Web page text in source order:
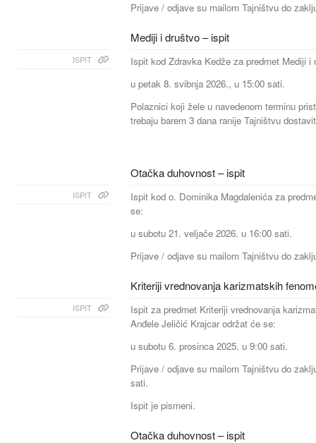
Prijave / odjave su mailom Tajništvu do
Mediji i društvo – ispit
ISPIT
Ispit kod Zdravka Kedže za predmet Mediji i
u petak 8. svibnja 2026., u 15:00 sati.
Polaznici koji žele u navedenom terminu
trebaju barem 3 dana ranije Tajništvu
Otačka duhovnost – ispit
ISPIT
Ispit kod o. Dominika Magdalenića za
se:
u subotu 21. veljače 2026. u 16:00 sati.
Prijave / odjave su mailom Tajništvu do
Kriteriji vrednovanja karizmatskih
ISPIT
Ispit za predmet Kriteriji vrednovanja
Anđele Jeličić Krajcar održat će se:
u subotu 6. prosinca 2025. u 9:00 sati.
Prijave / odjave su mailom Tajništvu do
sati.
Ispit je pismeni.
Otačka duhovnost – ispit